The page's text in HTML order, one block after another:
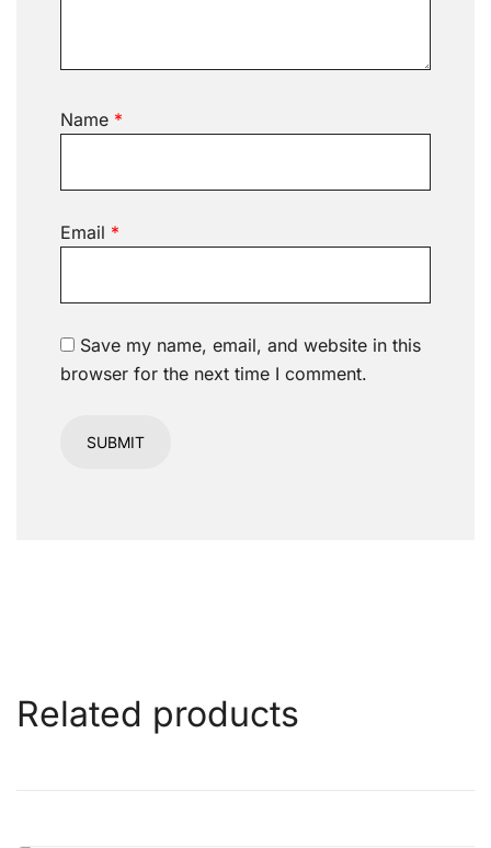
Name *
Email *
Save my name, email, and website in this
browser for the next time I comment.
Related products